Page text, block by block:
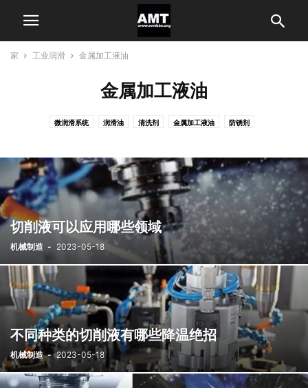
家 工业润滑 金属加工液油
金属加工液油
微润滑系统 润滑油 清洗剂 金属加工液油 防锈剂
切削液可以应用哪些领域
机械制造 - 2023-05-18
不同种类的切削液有哪些降温绝招
机械制造 - 2023-05-18